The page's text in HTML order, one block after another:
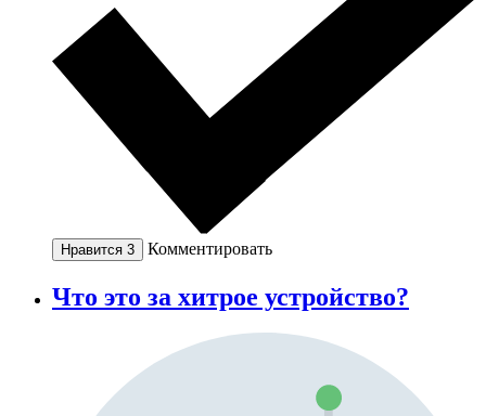
Нравится 3 Комментировать
Что это за хитрое устройство?